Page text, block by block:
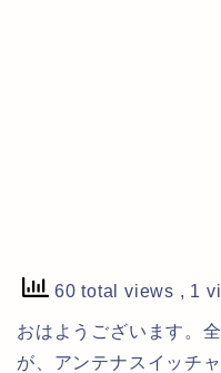
60 total views , 1
おはようございます。
が、アンテナスイッチ